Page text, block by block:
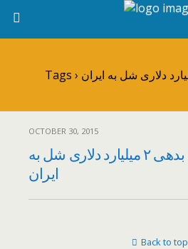
OCTOBER 30, 2015
پرداخت بدهی ۲ میلیارد دلاری شل به
ایران
Back to top